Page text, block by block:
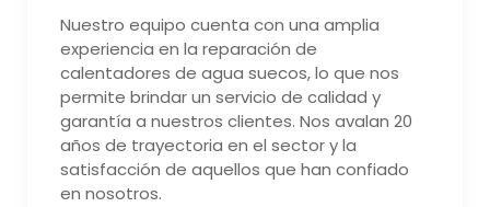
Nuestro equipo cuenta con una amplia
experiencia en la reparación de
calentadores de agua suecos, lo que nos
permite brindar un servicio de calidad y
garantía a nuestros clientes. Nos avalan 20
años de trayectoria en el sector y la
satisfacción de aquellos que han confiado
en nosotros.